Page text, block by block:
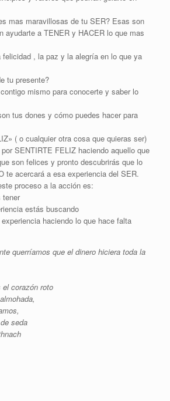
mas maravillosas de tu SER? Esas son
ayudarte a TENER y HACER lo que mas
felicidad , la paz y la alegría en lo que ya
tu presente?
mismo para conocerte y saber lo
tus dones y cómo puedes hacer para
( o cualquier otra cosa que quieras ser)
SENTIRTE FELIZ haciendo aquello que
son felices y pronto descubrirás que lo
te acercará a esa experiencia del SER.
proceso a la acción es:
tener
estás buscando
haciendo lo que hace falta
querríamos que el dinero hiciera toda la
corazón roto
seda